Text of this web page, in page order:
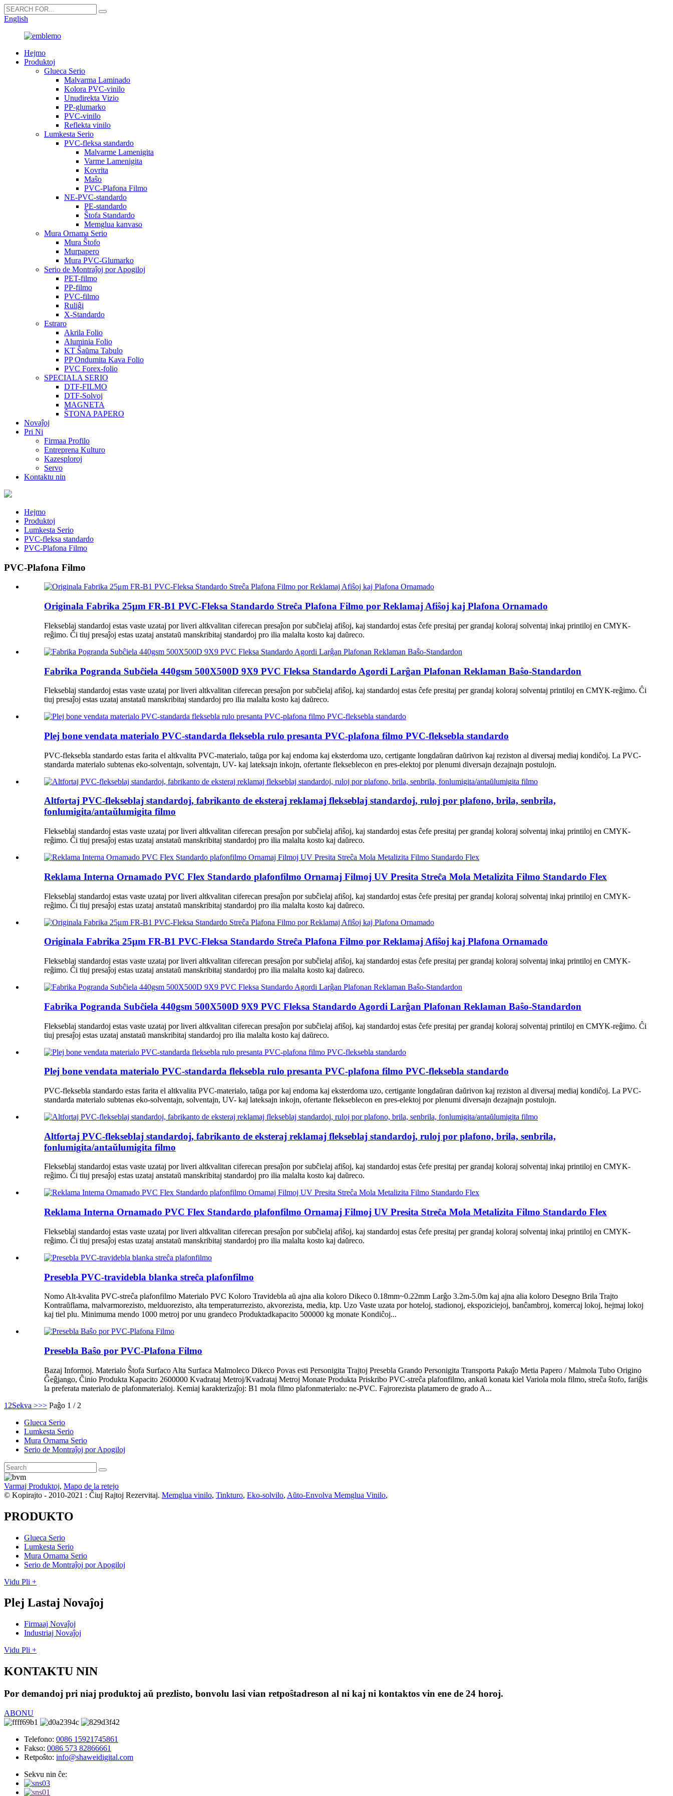
English
Hejmo
Produktoj
Glueca Serio
Malvarma Laminado
Kolora PVC-vinilo
Unudirekta Vizio
PP-glumarko
PVC-vinilo
Reflekta vinilo
Lumkesta Serio
PVC-fleksa standardo
Malvarme Lamenigita
Varme Lamenigita
Kovrita
Maŝo
PVC-Plafona Filmo
NE-PVC-standardo
PE-standardo
Ŝtofa Standardo
Memglua kanvaso
Mura Ornama Serio
Mura Ŝtofo
Murpapero
Mura PVC-Glumarko
Serio de Montraĵoj por Apogiloj
PET-filmo
PP-filmo
PVC-filmo
Ruliĝi
X-Standardo
Estraro
Akrila Folio
Aluminia Folio
KT Ŝaŭma Tabulo
PP Ondumita Kava Folio
PVC Forex-folio
SPECIALA SERIO
DTF-FILMO
DTF-Solvoj
MAGNETA
ŜTONA PAPERO
Novaĵoj
Pri Ni
Firmaa Profilo
Entreprena Kulturo
Kazesploroj
Servo
Kontaktu nin
Hejmo
Produktoj
Lumkesta Serio
PVC-fleksa standardo
PVC-Plafona Filmo
PVC-Plafona Filmo
Originala Fabrika 25μm FR-B1 PVC-Fleksa Standardo Streĉa Plafona Filmo por Reklamaj Afiŝoj kaj Plafona Ornamado
Flekseblaj standardoj estas vaste uzataj por liveri altkvalitan ciferecan presaĵon por subĉielaj afiŝoj, kaj standardoj estas ĉefe presitaj per grandaj koloraj solventaj inkaj printiloj en CMYK-
reĝimo. Ĉi tiuj presaĵoj estas uzataj anstataŭ manskribitaj standardoj pro ilia malalta kosto kaj daŭreco.
Fabrika Pogranda Subĉiela 440gsm 500X500D 9X9 PVC Fleksa Standardo Agordi Larĝan Plafonan Reklaman Baŝo-Standardon
Flekseblaj standardoj estas vaste uzataj por liveri altkvalitan ciferecan presaĵon por subĉielaj afiŝoj, kaj standardoj estas ĉefe presitaj per grandaj koloraj solventaj printiloj en CMYK-reĝimo. Ĉi
tiuj presaĵoj estas uzataj anstataŭ manskribitaj standardoj pro ilia malalta kosto kaj daŭreco.
Plej bone vendata materialo PVC-standarda fleksebla rulo presanta PVC-plafona filmo PVC-fleksebla standardo
PVC-fleksebla standardo estas farita el altkvalita PVC-materialo, taŭga por kaj endoma kaj eksterdoma uzo, certigante longdaŭran daŭrivon kaj reziston al diversaj mediaj kondiĉoj. La PVC-
standarda materialo subtenas eko-solventajn, solventajn, UV- kaj lateksajn inkojn, ofertante flekseblecon en pres-elektoj por plenumi diversajn dezajnajn postulojn.
Altfortaj PVC-flekseblaj standardoj, fabrikanto de eksteraj reklamaj flekseblaj standardoj, ruloj por plafono, brila, senbrila,
fonlumigita/antaŭlumigita filmo
Flekseblaj standardoj estas vaste uzataj por liveri altkvalitan ciferecan presaĵon por subĉielaj afiŝoj, kaj standardoj estas ĉefe presitaj per grandaj koloraj solventaj inkaj printiloj en CMYK-
reĝimo. Ĉi tiuj presaĵoj estas uzataj anstataŭ manskribitaj standardoj pro ilia malalta kosto kaj daŭreco.
Reklama Interna Ornamado PVC Flex Standardo plafonfilmo Ornamaj Filmoj UV Presita Streĉa Mola Metalizita Filmo Standardo Flex
Flekseblaj standardoj estas vaste uzataj por liveri altkvalitan ciferecan presaĵon por subĉielaj afiŝoj, kaj standardoj estas ĉefe presitaj per grandaj koloraj solventaj inkaj printiloj en CMYK-
reĝimo. Ĉi tiuj presaĵoj estas uzataj anstataŭ manskribitaj standardoj pro ilia malalta kosto kaj daŭreco.
Originala Fabrika 25μm FR-B1 PVC-Fleksa Standardo Streĉa Plafona Filmo por Reklamaj Afiŝoj kaj Plafona Ornamado
Flekseblaj standardoj estas vaste uzataj por liveri altkvalitan ciferecan presaĵon por subĉielaj afiŝoj, kaj standardoj estas ĉefe presitaj per grandaj koloraj solventaj inkaj printiloj en CMYK-
reĝimo. Ĉi tiuj presaĵoj estas uzataj anstataŭ manskribitaj standardoj pro ilia malalta kosto kaj daŭreco.
Fabrika Pogranda Subĉiela 440gsm 500X500D 9X9 PVC Fleksa Standardo Agordi Larĝan Plafonan Reklaman Baŝo-Standardon
Flekseblaj standardoj estas vaste uzataj por liveri altkvalitan ciferecan presaĵon por subĉielaj afiŝoj, kaj standardoj estas ĉefe presitaj per grandaj koloraj solventaj printiloj en CMYK-reĝimo. Ĉi
tiuj presaĵoj estas uzataj anstataŭ manskribitaj standardoj pro ilia malalta kosto kaj daŭreco.
Plej bone vendata materialo PVC-standarda fleksebla rulo presanta PVC-plafona filmo PVC-fleksebla standardo
PVC-fleksebla standardo estas farita el altkvalita PVC-materialo, taŭga por kaj endoma kaj eksterdoma uzo, certigante longdaŭran daŭrivon kaj reziston al diversaj mediaj kondiĉoj. La PVC-
standarda materialo subtenas eko-solventajn, solventajn, UV- kaj lateksajn inkojn, ofertante flekseblecon en pres-elektoj por plenumi diversajn dezajnajn postulojn.
Altfortaj PVC-flekseblaj standardoj, fabrikanto de eksteraj reklamaj flekseblaj standardoj, ruloj por plafono, brila, senbrila,
fonlumigita/antaŭlumigita filmo
Flekseblaj standardoj estas vaste uzataj por liveri altkvalitan ciferecan presaĵon por subĉielaj afiŝoj, kaj standardoj estas ĉefe presitaj per grandaj koloraj solventaj inkaj printiloj en CMYK-
reĝimo. Ĉi tiuj presaĵoj estas uzataj anstataŭ manskribitaj standardoj pro ilia malalta kosto kaj daŭreco.
Reklama Interna Ornamado PVC Flex Standardo plafonfilmo Ornamaj Filmoj UV Presita Streĉa Mola Metalizita Filmo Standardo Flex
Flekseblaj standardoj estas vaste uzataj por liveri altkvalitan ciferecan presaĵon por subĉielaj afiŝoj, kaj standardoj estas ĉefe presitaj per grandaj koloraj solventaj inkaj printiloj en CMYK-
reĝimo. Ĉi tiuj presaĵoj estas uzataj anstataŭ manskribitaj standardoj pro ilia malalta kosto kaj daŭreco.
Presebla PVC-travidebla blanka streĉa plafonfilmo
Nomo Alt-kvalita PVC-streĉa plafonfilmo Materialo PVC Koloro Travidebla aŭ ajna alia koloro Dikeco 0.18mm~0.22mm Larĝo 3.2m-5.0m kaj ajna alia koloro Desegno Brila Trajto
Kontraŭflama, malvarmorezisto, melduorezisto, alta temperaturrezisto, akvorezista, media, ktp. Uzo Vaste uzata por hoteloj, stadionoj, ekspoziciejoj, banĉambroj, komercaj lokoj, hejmaj lokoj
kaj tiel plu. Minimuma mendo 1000 metroj por unu grandeco Produktadkapacito 500000 kg monate Kondiĉoj...
Presebla Baŝo por PVC-Plafona Filmo
Bazaj Informoj. Materialo Ŝtofa Surfaco Alta Surfaca Malmoleco Dikeco Povas esti Personigita Trajtoj Presebla Grando Personigita Transporta Pakaĵo Metia Papero / Malmola Tubo Origino
Ĝeĝjango, Ĉinio Produkta Kapacito 2600000 Kvadrataj Metroj/Kvadrataj Metroj Monate Produkta Priskribo PVC-streĉa plafonfilmo, ankaŭ konata kiel Variola mola filmo, streĉa ŝtofo, fariĝis
la preferata materialo de plafonmaterialoj. Kemiaj karakterizaĵoj: B1 mola filmo plafonmaterialo: ne-PVC. Fajrorezista platamero de grado A...
1 2Sekva >>> Paĝo 1 / 2
Glueca Serio
Lumkesta Serio
Mura Ornama Serio
Serio de Montraĵoj por Apogiloj
Varmaj Produktoj, Mapo de la retejo
© Kopirajto - 2010-2021 : Ĉiuj Rajtoj Rezervitaj. Memglua vinilo, Tinkturo, Eko-solvilo, Aŭto-Envolva Memglua Vinilo,
PRODUKTO
Glueca Serio
Lumkesta Serio
Mura Ornama Serio
Serio de Montraĵoj por Apogiloj
Vidu Pli +
Plej Lastaj Novaĵoj
Firmaaj Novaĵoj
Industriaj Novaĵoj
Vidu Pli +
KONTAKTU NIN
Por demandoj pri niaj produktoj aŭ prezlisto, bonvolu lasi vian retpoŝtadreson al ni kaj ni kontaktos vin ene de 24 horoj.
ABONU
Telefono: 0086 15921745861
Fakso: 0086 573 82866661
Retpoŝto: info@shaweidigital.com
Sekvu nin ĉe: